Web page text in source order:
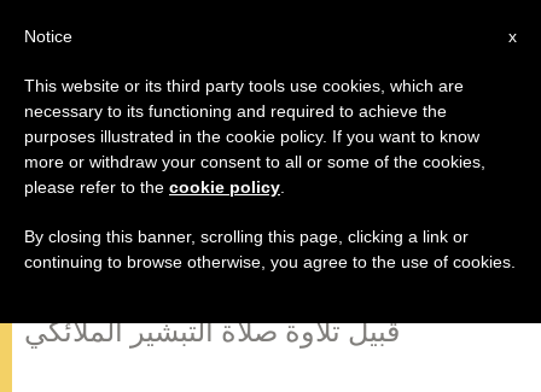
"ها أنا أمة الرب"…فإذ بها باكورة إيمان
الكنيسة
قبيل تلاوة صلاة التبشير الملائكي
x
Notice
This website or its third party tools use cookies, which are
necessary to its functioning and required to achieve the
purposes illustrated in the cookie policy. If you want to know
more or withdraw your consent to all or some of the cookies,
please refer to the cookie policy
By closing this banner, scrolling this page, clicking a link or
continuing to browse otherwise, you agree to the use of cookies.